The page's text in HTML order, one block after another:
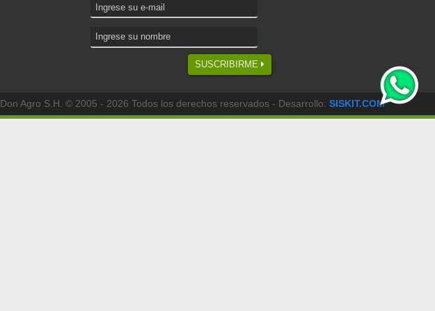
SUSCRIBIRME
Don Agro S.H. © 2005 - 2026 Todos los derechos reservados - Desarrollo: SISKIT.COM